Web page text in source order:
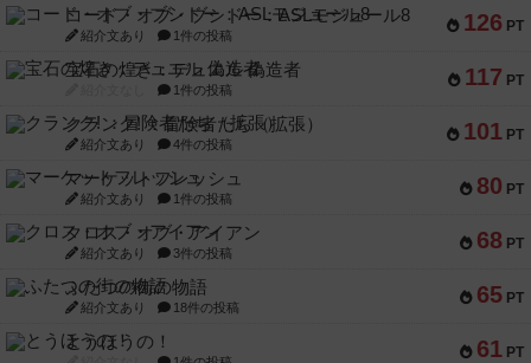
126 PT
コード・オブ・ブシドー：ASLモジュール8
紹介文あり 1件の投稿
117 PT
宝石の煌き：デュエル 偽造者
1件の投稿
101 PT
クランク! ：冒険者たち（拡張）
紹介文あり 4件の投稿
80 PT
マーケットフレッシュ
紹介文あり 1件の投稿
68 PT
クロス・オブ・アイアン
紹介文あり 3件の投稿
65 PT
ふたつの街の物語
紹介文あり 18件の投稿
61 PT
とうほうの！